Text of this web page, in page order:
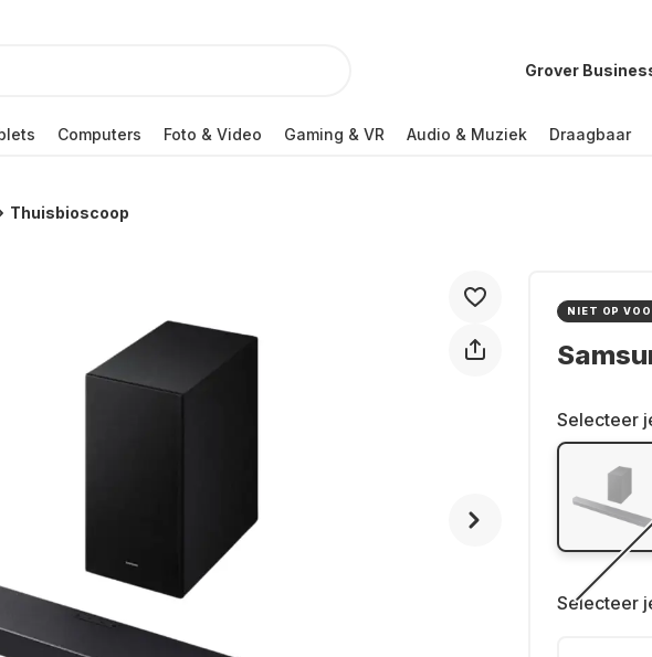
Grover
Computers Foto & Video Gaming & VR Audio & Muziek Draagbaar
Thuisbioscoop
NIET OP
Selecteer
Selecteer